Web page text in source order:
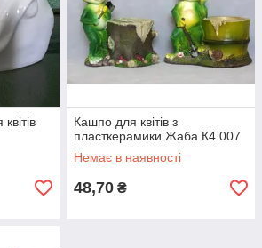
Кашпо для квітів з
пласткерамики Жаба К4.007
Немає в наявності
48,70 ₴